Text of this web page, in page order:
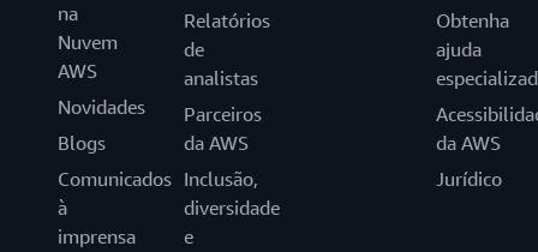
na
Nuvem
AWS
Novidades
Blogs
Comunicados
à
imprensa
Relatórios
de
analistas
Parceiros
da AWS
Inclusão,
diversidade
e
Obtenha
ajuda
da AWS
Jurídico